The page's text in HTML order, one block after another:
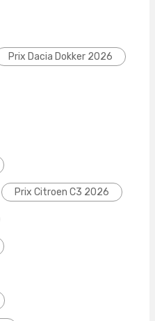
Prix Dacia Dokker 2026
Prix Citroen C3 2026